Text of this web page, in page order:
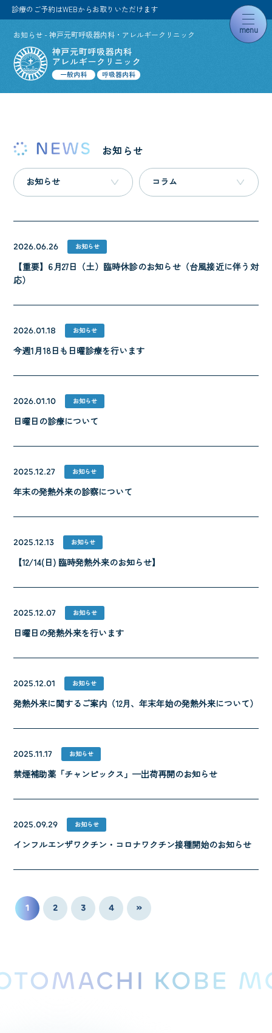
診療のご予約はWEBからお取りいただけます
お知らせ - 神戸元町呼吸器内科・アレルギークリニック
toggle
お知らせ
お知らせ コラム
2026.06.26 お知らせ
【重要】6月27日（土）臨時休診のお知らせ（台風接近に伴う対
応）
2026.01.18 お知らせ
今週1月18日も日曜診療を行います
2026.01.10 お知らせ
日曜日の診療について
2025.12.27 お知らせ
年末の発熱外来の診察について
2025.12.13 お知らせ
【12/14(日) 臨時発熱外来のお知らせ】
2025.12.07 お知らせ
日曜日の発熱外来を行います
2025.12.01 お知らせ
発熱外来に関するご案内（12月、年末年始の発熱外来について）
2025.11.17 お知らせ
禁煙補助薬「チャンピックス」—出荷再開のお知らせ
2025.09.29 お知らせ
インフルエンザワクチン・コロナワクチン接種開始のお知らせ
1 2 3 4 »